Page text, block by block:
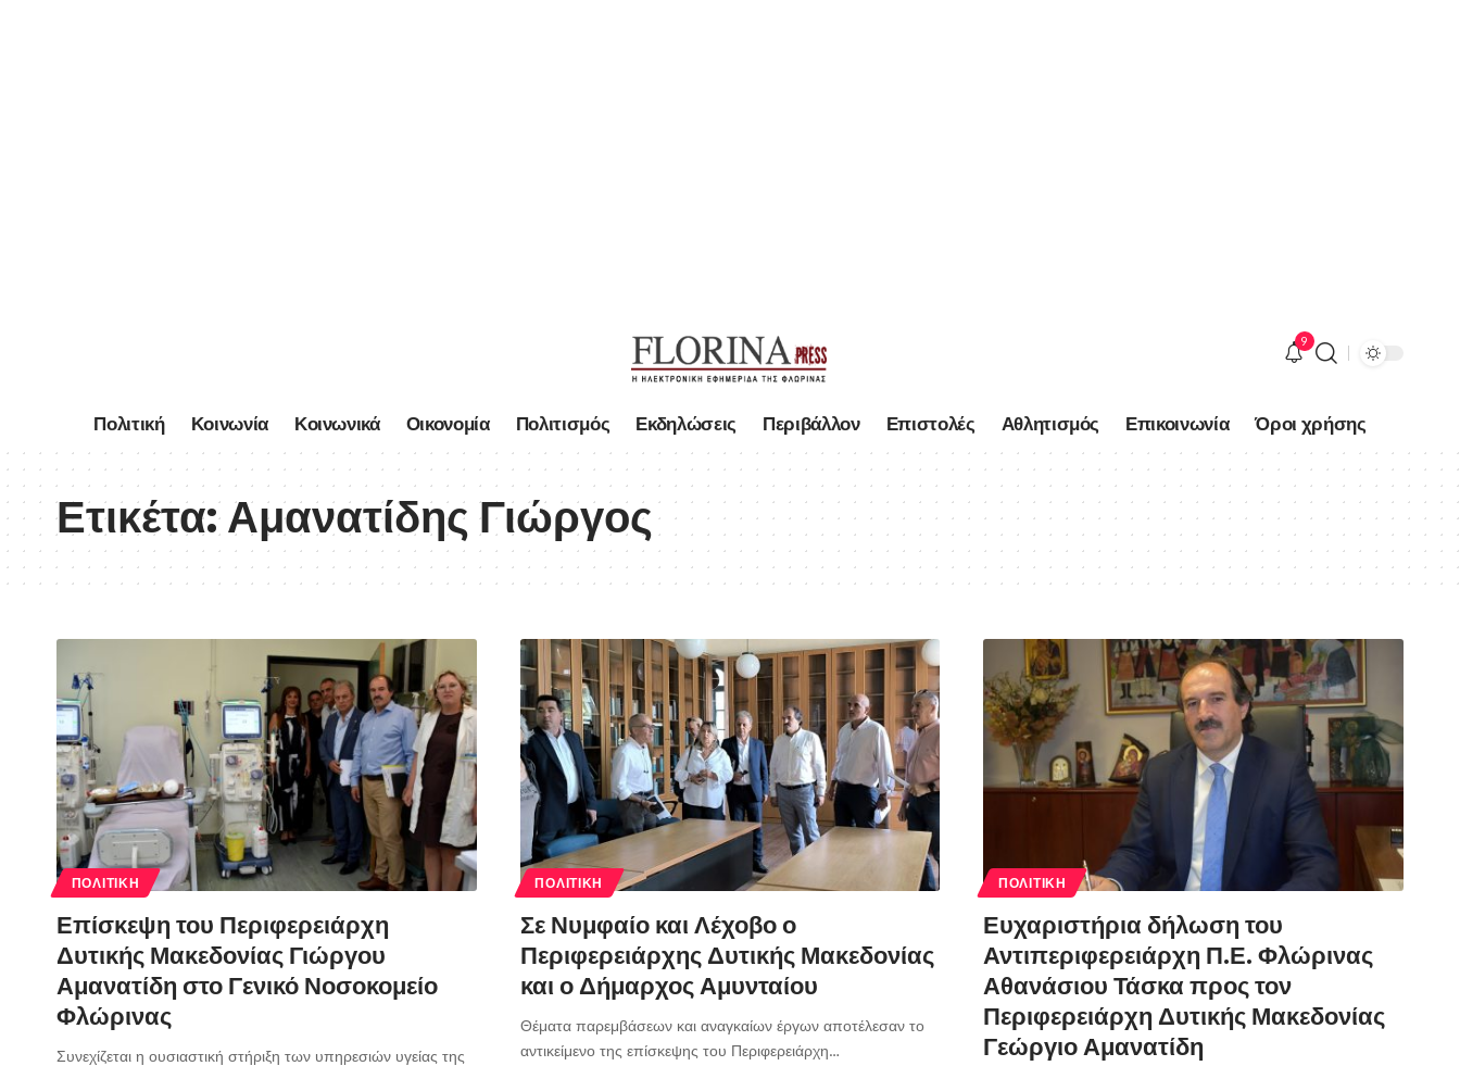
9
Πολιτική Κοινωνία Κοινωνικά Οικονομία Πολιτισμός Εκδηλώσεις Περιβάλλον Επιστολές Αθλητισμός Επικοινωνία Όροι χρήσης
Ετικέτα:Αμανατίδης Γιώργος
ΠΟΛΙΤΙΚΉ
Επίσκεψη του Περιφερειάρχη
Δυτικής Μακεδονίας Γιώργου
Αμανατίδη στο Γενικό Νοσοκομείο
Φλώρινας
Συνεχίζεται η ουσιαστική στήριξη των υπηρεσιών υγείας της
ΠΟΛΙΤΙΚΉ
Σε Νυμφαίο και Λέχοβο ο
Περιφερειάρχης Δυτικής Μακεδονίας
και ο Δήμαρχος Αμυνταίου
Θέματα παρεμβάσεων και αναγκαίων έργων αποτέλεσαν το
αντικείμενο της επίσκεψης του Περιφερειάρχη…
ΠΟΛΙΤΙΚΉ
Ευχαριστήρια δήλωση του
Αντιπεριφερειάρχη Π.Ε. Φλώρινας
Αθανάσιου Τάσκα προς τον
Περιφερειάρχη Δυτικής Μακεδονίας
Γεώργιο Αμανατίδη